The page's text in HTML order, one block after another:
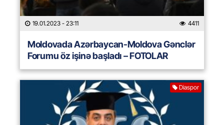
19.01.2023 - 23:11 4411
Moldovada Azərbaycan-Moldova Gənclər
Forumu öz işinə başladı – FOTOLAR
Diaspor